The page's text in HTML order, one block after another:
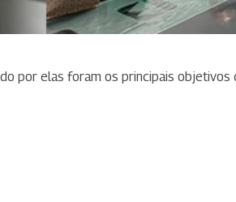
por elas foram os principais objetivos